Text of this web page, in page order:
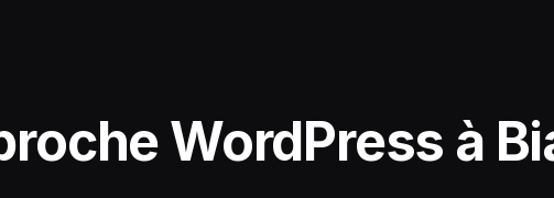
WordPress à